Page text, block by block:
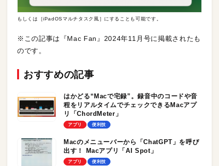
もしくは［iPadOSマルチタスク風］にすることも可能です。
※この記事は『Mac Fan』2024年11月号に掲載されたも
のです。
おすすめの記事
はかどる“Macで宅録”。録音中のコードや音
程をリアルタイムでチェックできるMacアプ
リ「ChordMeter」
アプリ 便利技
Macのメニューバーから「ChatGPT」を呼び
出す！ Macアプリ「AI Spot」
アプリ 便利技